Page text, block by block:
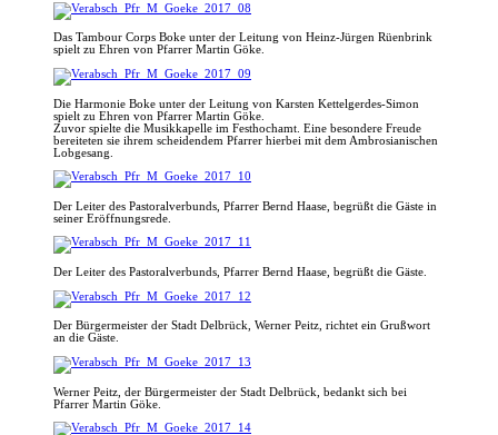
Das Tambour Corps Boke unter der Leitung von Heinz-Jürgen Rüenbrink
spielt zu Ehren von Pfarrer Martin Göke.
Die Harmonie Boke unter der Leitung von Karsten Kettelgerdes-Simon
spielt zu Ehren von Pfarrer Martin Göke.
Zuvor spielte die Musikkapelle im Festhochamt. Eine besondere Freude
bereiteten sie ihrem scheidendem Pfarrer hierbei mit dem Ambrosianischen
Lobgesang.
Der Leiter des Pastoralverbunds, Pfarrer Bernd Haase, begrüßt die Gäste in
seiner Eröffnungsrede.
Der Leiter des Pastoralverbunds, Pfarrer Bernd Haase, begrüßt die Gäste.
Der Bürgermeister der Stadt Delbrück, Werner Peitz, richtet ein Grußwort
an die Gäste.
Werner Peitz, der Bürgermeister der Stadt Delbrück, bedankt sich bei
Pfarrer Martin Göke.